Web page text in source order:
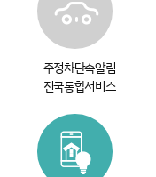
주정차단속알림
전국통합서비스